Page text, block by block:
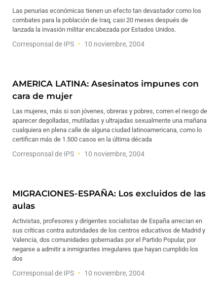
Las penurias económicas tienen un efecto tan devastador como los
combates para la población de Iraq, casi 20 meses después de
lanzada la invasión militar encabezada por Estados Unidos.
Corresponsal de IPS 10 noviembre, 2004
AMERICA LATINA: Asesinatos impunes con
cara de mujer
Las mujeres, más si son jóvenes, obreras y pobres, corren el riesgo de
aparecer degolladas, mutiladas y ultrajadas sexualmente una mañana
cualquiera en plena calle de alguna ciudad latinoamericana, como lo
certifican más de 1.500 casos en la última década
Corresponsal de IPS 10 noviembre, 2004
MIGRACIONES-ESPAÑA: Los excluidos de las
aulas
Activistas, profesores y dirigentes socialistas de España arrecian en
sus críticas contra autoridades de los centros educativos de Madrid y
Valencia, dos comunidades gobernadas por el Partido Popular, por
negarse a admitir a inmigrantes irregulares que hayan cumplido los
dos
Corresponsal de IPS 10 noviembre, 2004